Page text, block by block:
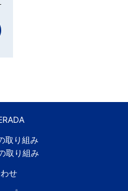
取り組み
取り組み
せ